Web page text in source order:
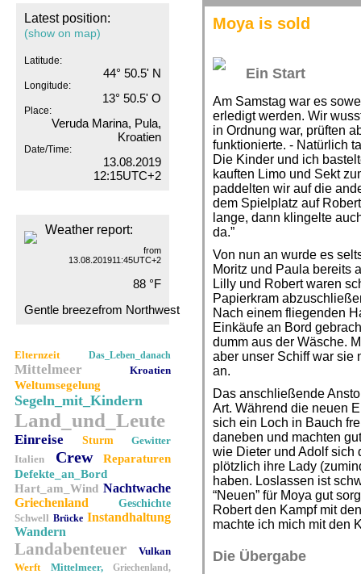
Latest position:
(show on map)
Latitude:
44° 50.5' N
Longitude:
13° 50.5' O
Place:
Veruda Marina, Pula,
Kroatien
Date/Time:
13.08.2019
12:15UTC+2
Weather report:
from
13.08.201911:45UTC+2
88 °F
Gentle breezefrom Northwest
Elternzeit Das_Leben_danach
Mittelmeer Kroatien
Weltumsegelung
Segeln_mit_Kindern
Land_und_Leute
Einreise Sturm
Gewitter
Italien
Crew
Reparaturen
Defekte_an_Bord
Hart_am_Wind Nachtwache
Griechenland
Geschichte
Schwell Brücke Instandhaltung
Wandern
Landabenteuer
Vulkan
Werft
Mittelmeer, Griechenland,
Moya is sold
Ein Start
Am Samstag war es
erledigt werden. Wir
in Ordnung war, prüften
funktionierte. - Natürlich
Die Kinder und ich
kauften Limo und Sekt
paddelten wir auf die
dem Spielplatz auf
lange, dann klingelte
da.”
Von nun an wurde es
Moritz und Paula bereits
Lilly und Robert waren
Papierkram
Nach einem fliegenden
Einkäufe an Bord
dumm aus der Wäsche.
aber unser Schiff war sie
an.
Das anschließende
Art. Während die neuen
sich ein Loch in Bauch
daneben und machten
wie Dieter und Adolf sich
plötzlich ihre Lady
haben. Loslassen ist
“Neuen” für Moya gut
Robert den Kampf mit
machte ich mich mit den
Die Übergabe